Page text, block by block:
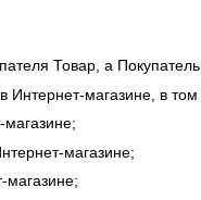
Товар, а
Интернет-магазине, в том
магазине;
магазине;